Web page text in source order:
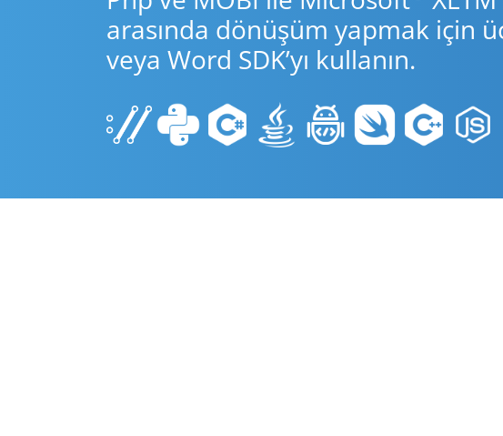
arasında dönüşüm yapmak için
veya Word SDK’yı kullanın.